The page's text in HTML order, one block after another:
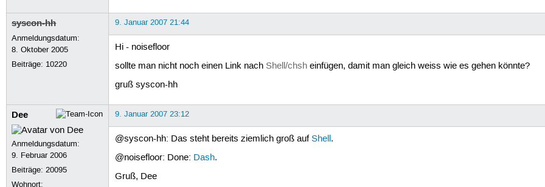
syscon-hh
Anmeldungsdatum:
8. Oktober 2005
Beiträge: 10220
9. Januar 2007 21:44
Hi - noisefloor
sollte man nicht noch einen Link nach Shell/chsheinfügen, damit man gleich weiss wie es gehen könnte?
gruß syscon-hh
Dee
Anmeldungsdatum:
9. Februar 2006
Beiträge:20095
Wohnort:
9. Januar 2007 23:12
@syscon-hh: Das steht bereits ziemlich groß aufShell.
@noisefloor: Done: Dash.
Gruß, Dee